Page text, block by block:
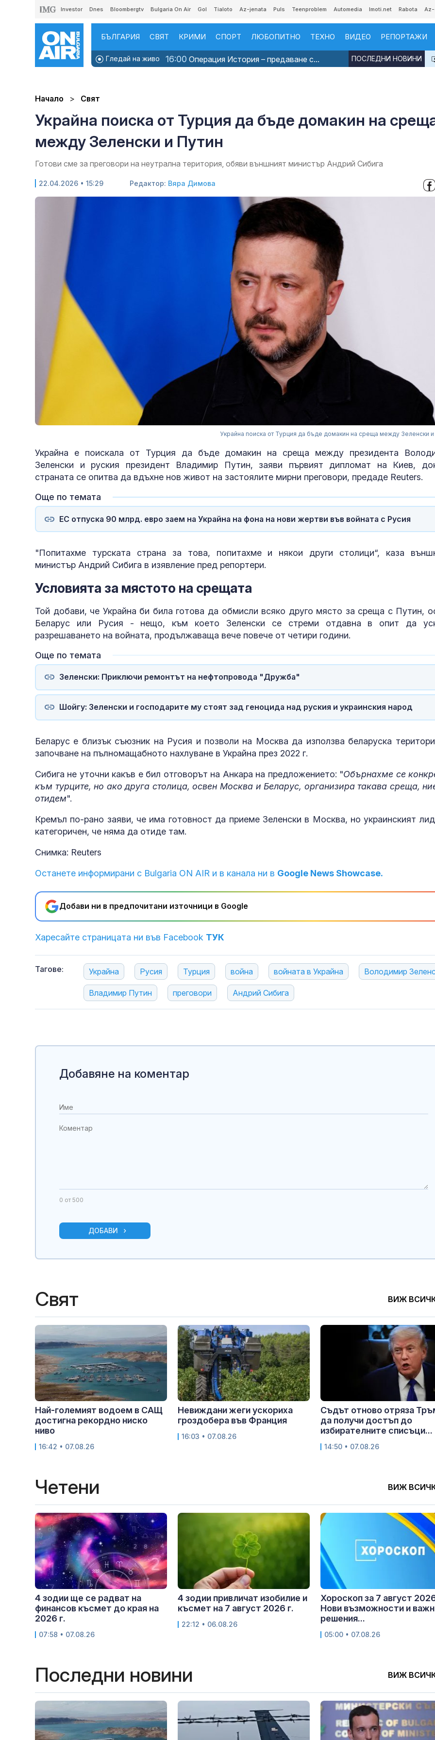
Investor Dnes Bloombergtv Bulgaria On Air Gol Tialoto Az-jenata Puls Teenproblem Automedia Imoti.net Rabota
БЪЛГАРИЯ СВЯТ КРИМИ СПОРТ ЛЮБОПИТНО ТЕХНО ВИДЕО РЕПОРТАЖИ
Гледай на живо 16:00 Операция История – предаване с... ПОСЛЕДНИ НОВИНИ
Начало Свят
Украйна поиска от Турция да бъде домакин на
между Зеленски и Путин
Готови сме за преговори на неутрална територия, обяви външният министър Андрий Сибига
22.04.2026 • 15:29 Редактор: Вяра Димова
Украйна поиска от Турция да бъде домакин на среща между Зеленски и
Украйна е поискала от Турция да бъде домакин на среща между президента
Зеленски и руския президент Владимир Путин, заяви първият дипломат на Киев,
страната се опитва да вдъхне нов живот на застоялите мирни преговори, предаде Reuters.
Още по темата
ЕС отпуска 90 млрд. евро заем на Украйна на фона на нови жертви във войната с Русия
"Попитахме турската страна за това, попитахме и някои други столици“, каза
министър Андрий Сибига в изявление пред репортери.
Условията за мястото на срещата
Той добави, че Украйна би била готова да обмисли всяко друго място за среща с Путин,
Беларус или Русия - нещо, към което Зеленски се стреми отдавна в опит да
разрешаването на войната, продължаваща вече повече от четири години.
Още по темата
Зеленски: Приключи ремонтът на нефтопровода "Дружба"
Шойгу: Зеленски и господарите му стоят зад геноцида над руския и украинския народ
Беларус е близък съюзник на Русия и позволи на Москва да използва беларуска
започване на пълномащабното нахлуване в Украйна през 2022 г.
Сибига не уточни какъв е бил отговорът на Анкара на предложението: "Обърнахме се
към турците, но ако друга столица, освен Москва и Беларус, организира такава среща,
отидем".
Кремъл по-рано заяви, че има готовност да приеме Зеленски в Москва, но украинският
категоричен, че няма да отиде там.
Снимка: Reuters
Останете информирани с Bulgaria ON AIR и в канала ни в Google News Showcase.
Добави ни в предпочитани източници в Google
Харесайте страницата ни във Facebook ТУК
Тагове: Украйна Русия Турция война войната в Украйна Володимир
Владимир Путин преговори Андрий Сибига
Западните
смокини на
надява да
възстановен
Добавяне на коментар
0 от 500
ДОБАВИ
Свят ВИЖ
Най-големият водоем в САЩ
достигна рекордно ниско
ниво
16:42 • 07.08.26
Невиждани жеги ускориха
гроздобера във Франция
16:03 • 07.08.26
Съдът отново отряза
да получи достъп до
избирателните списъци...
14:50 • 07.08.26
Четени ВИЖ
4 зодии ще се радват на
финансов късмет до края на
2026 г.
07:58 • 07.08.26
4 зодии привличат изобилие и
късмет на 7 август 2026 г.
22:12 • 06.08.26
Хороскоп за 7 август
Нови възможности и
решения...
05:00 • 07.08.26
Последни новини ВИЖ